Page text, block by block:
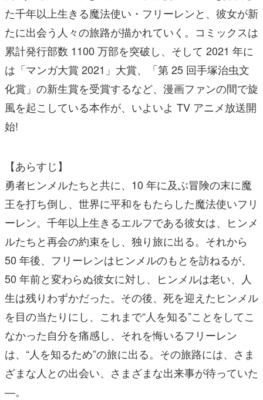
た千年以上生きる魔法使い・フリーレンと、彼女が新
たに出会う人々の旅路が描かれていく。コミックスは
累計発行部数 1100 万部を突破し、そして 2021 年に
は「マンガ大賞 2021」大賞、「第 25 回手塚治虫文
化賞」の新生賞を受賞するなど、漫画ファンの間で旋
風を起こしている本作が、いよいよ TV アニメ放送開
始!
【あらすじ】
勇者ヒンメルたちと共に、10 年に及ぶ冒険の末に魔
王を打ち倒し、世界に平和をもたらした魔法使いフリ
ーレン。千年以上生きるエルフである彼女は、ヒンメ
ルたちと再会の約束をし、独り旅に出る。それから
50 年後、フリーレンはヒンメルのもとを訪ねるが、
50 年前と変わらぬ彼女に対し、ヒンメルは老い、人
生は残りわずかだった。その後、死を迎えたヒンメル
を目の当たりにし、これまで“人を知る”ことをしてこ
なかった自分を痛感し、それを悔いるフリーレン
は、“人を知るため”の旅に出る。その旅路には、さま
ざまな人との出会い、さまざまな出来事が待っていた
―。